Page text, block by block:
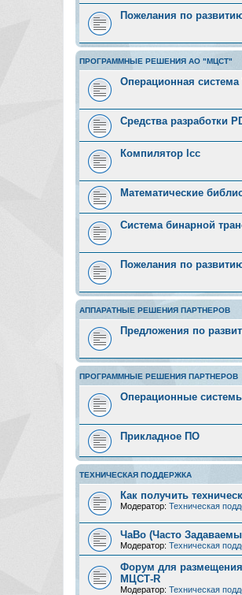
Пожелания по
ПРОГРАММНЫЕ РЕШЕНИЯ АО "МЦСТ"
Операционная
Средства разработки
Компилятор lcc
Математические
Система бинарной
Пожелания по
АППАРАТНЫЕ РЕШЕНИЯ ПАРТНЕРОВ
Предложения по
ПРОГРАММНЫЕ РЕШЕНИЯ ПАРТНЕРОВ
Операционные
Прикладное ПО
ТЕХНИЧЕСКАЯ ПОДДЕРЖКА
Как получить
Модератор: Техническая
ЧаВо (Часто
Модератор: Техническая
Форум для размещения
МЦСТ-R
Модератор: Техническая